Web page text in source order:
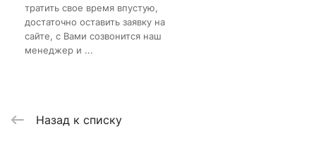
тратить свое время впустую,
достаточно оставить заявку на
сайте, с Вами созвонится наш
менеджер и ...
Назад к списку